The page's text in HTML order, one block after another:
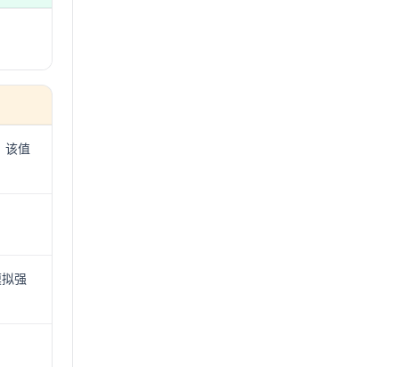
该值
强